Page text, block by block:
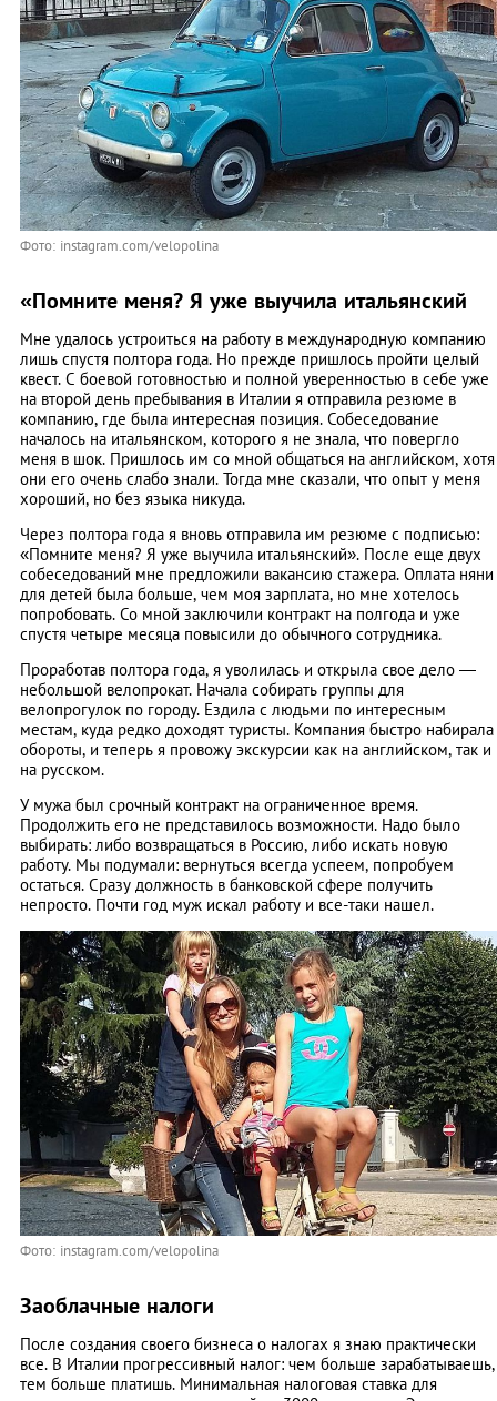
Фото: instagram.com/velopolina
«Помните меня? Я уже выучила итальянский
Мне удалось устроиться на работу в международную компанию
лишь спустя полтора года. Но прежде пришлось пройти целый
квест. С боевой готовностью и полной уверенностью в себе уже
на второй день пребывания в Италии я отправила резюме в
компанию, где была интересная позиция. Собеседование
началось на итальянском, которого я не знала, что повергло
меня в шок. Пришлось им со мной общаться на английском, хотя
они его очень слабо знали. Тогда мне сказали, что опыт у меня
хороший, но без языка никуда.
Через полтора года я вновь отправила им резюме с подписью:
«Помните меня? Я уже выучила итальянский». После еще двух
собеседований мне предложили вакансию стажера. Оплата няни
для детей была больше, чем моя зарплата, но мне хотелось
попробовать. Со мной заключили контракт на полгода и уже
спустя четыре месяца повысили до обычного сотрудника.
Проработав полтора года, я уволилась и открыла свое дело —
небольшой велопрокат. Начала собирать группы для
велопрогулок по городу. Ездила с людьми по интересным
местам, куда редко доходят туристы. Компания быстро набирала
обороты, и теперь я провожу экскурсии как на английском, так и
на русском.
У мужа был срочный контракт на ограниченное время.
Продолжить его не представилось возможности. Надо было
выбирать: либо возвращаться в Россию, либо искать новую
работу. Мы подумали: вернуться всегда успеем, попробуем
остаться. Сразу должность в банковской сфере получить
непросто. Почти год муж искал работу и все-таки нашел.
Фото: instagram.com/velopolina
Заоблачные налоги
После создания своего бизнеса о налогах я знаю практически
все. В Италии прогрессивный налог: чем больше зарабатываешь,
тем больше платишь. Минимальная налоговая ставка для